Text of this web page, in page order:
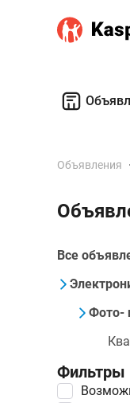
Объявления
Все
Фото-
Фильтры